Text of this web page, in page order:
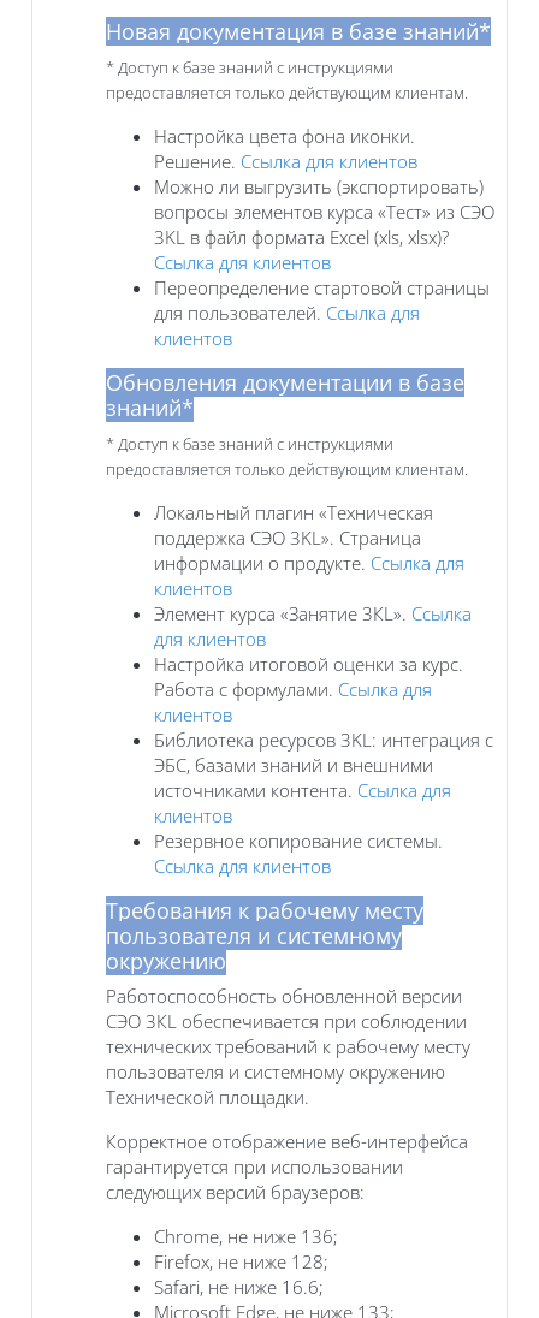
Новая документация в базе знаний*
* Доступ к базе знаний с инструкциями
предоставляется только действующим клиентам.
Настройка цвета фона иконки.
Решение. Ссылка для клиентов
Можно ли выгрузить (экспортировать)
вопросы элементов курса «Тест» из СЭО
3KL в файл формата Excel (xls, xlsx)?
Ссылка для клиентов
Переопределение стартовой страницы
для пользователей. Ссылка для
клиентов
Обновления документации в базе
знаний*
* Доступ к базе знаний с инструкциями
предоставляется только действующим клиентам.
Локальный плагин «Техническая
поддержка СЭО 3KL». Страница
информации о продукте. Ссылка для
клиентов
Элемент курса «Занятие 3КL». Ссылка
для клиентов
Настройка итоговой оценки за курс.
Работа с формулами. Ссылка для
клиентов
Библиотека ресурсов 3KL: интеграция с
ЭБС, базами знаний и внешними
источниками контента. Ссылка для
клиентов
Резервное копирование системы.
Ссылка для клиентов
Требования к рабочему месту
пользователя и системному
окружению
Работоспособность обновленной версии
СЭО 3КL обеспечивается при соблюдении
технических требований к рабочему месту
пользователя и системному окружению
Технической площадки.
Корректное отображение веб-интерфейса
гарантируется при использовании
следующих версий браузеров:
Chrome, не ниже 136;
Firefox, не ниже 128;
Safari, не ниже 16.6;
Microsoft Edge, не ниже 133;